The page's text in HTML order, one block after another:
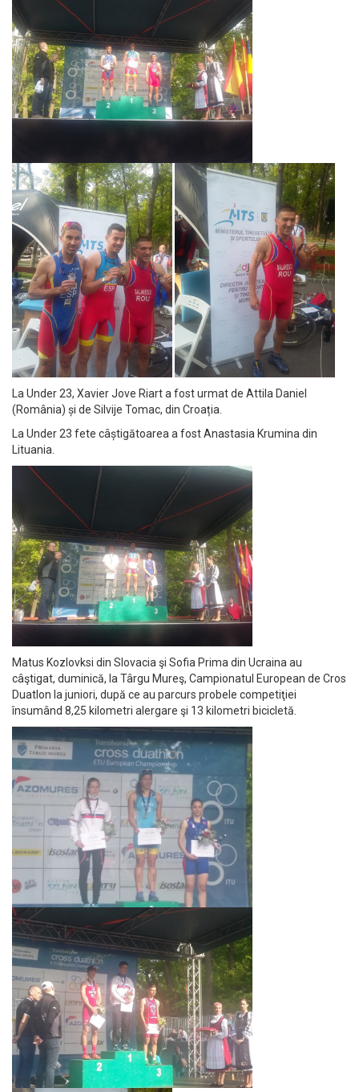
La Under 23, Xavier Jove Riart a fost urmat de Attila Daniel
(România) și de Silvije Tomac, din Croația.
La Under 23 fete câștigătoarea a fost Anastasia Krumina din
Lituania.
Matus Kozlovksi din Slovacia şi Sofia Prima din Ucraina au
câştigat, duminică, la Târgu Mureş, Campionatul European de Cros
Duatlon la juniori, după ce au parcurs probele competiţiei
însumând 8,25 kilometri alergare şi 13 kilometri bicicletă.